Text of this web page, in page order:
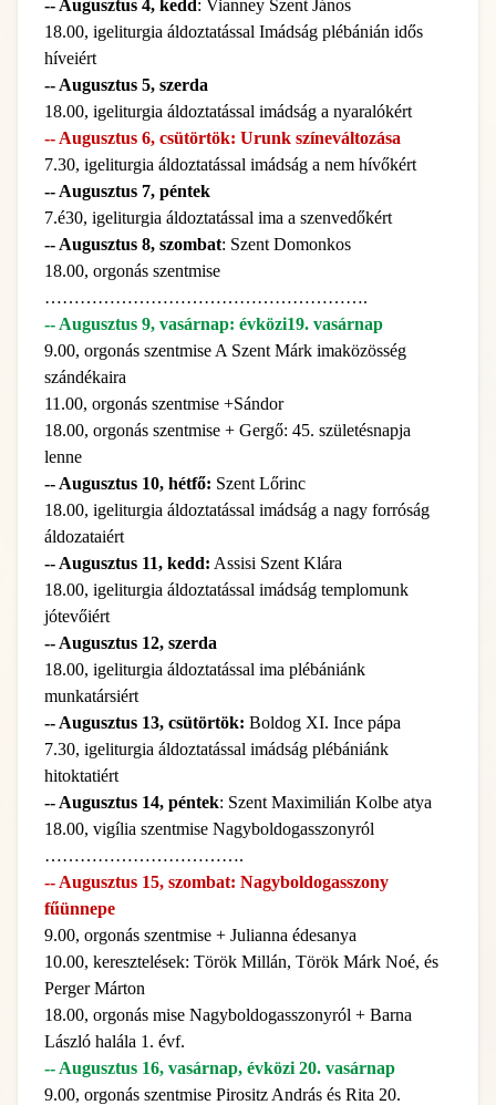
-- Augusztus 4, kedd : Vianney Szent János
18.00, igeliturgia áldoztatással Imádság plébánián idős
híveiért
-- Augusztus 5, szerda
18.00, igeliturgia áldoztatással imádság a nyaralókért
-- Augusztus 6, csütörtök: Urunk színeváltozása
7.30, igeliturgia áldoztatással imádság a nem hívőkért
-- Augusztus 7, péntek
7.é30, igeliturgia áldoztatással ima a szenvedőkért
-- Augusztus 8, szombat: Szent Domonkos
18.00, orgonás szentmise
……………………………………………….
-- Augusztus 9, vasárnap: évközi19. vasárnap
9.00, orgonás szentmise A Szent Márk imaközösség
szándékaira
11.00, orgonás szentmise +Sándor
18.00, orgonás szentmise + Gergő: 45. születésnapja
lenne
-- Augusztus 10, hétfő: Szent Lőrinc
18.00, igeliturgia áldoztatással imádság a nagy forróság
áldozataiért
-- Augusztus 11, kedd: Assisi Szent Klára
18.00, igeliturgia áldoztatással imádság templomunk
jótevőiért
-- Augusztus 12, szerda
18.00, igeliturgia áldoztatással ima plébániánk
munkatársiért
-- Augusztus 13, csütörtök: Boldog XI. Ince pápa
7.30, igeliturgia áldoztatással imádság plébániánk
hitoktatiért
-- Augusztus 14, péntek: Szent Maximilián Kolbe atya
18.00, vigília szentmise Nagyboldogasszonyról
…………………………….
-- Augusztus 15, szombat: Nagyboldogasszony
fűünnepe
9.00, orgonás szentmise + Julianna édesanya
10.00, keresztelések: Török Millán, Török Márk Noé, és
Perger Márton
18.00, orgonás mise Nagyboldogasszonyról + Barna
László halála 1. évf.
-- Augusztus 16, vasárnap, évközi 20. vasárnap
9.00, orgonás szentmise Pirositz András és Rita 20.